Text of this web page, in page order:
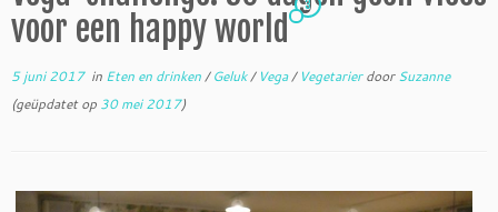
voor een happy world
3
5 juni 2017in Eten en drinken/Geluk/ Vega/ VegetarierdoorSuzanne
(geüpdatet op 30 mei 2017)